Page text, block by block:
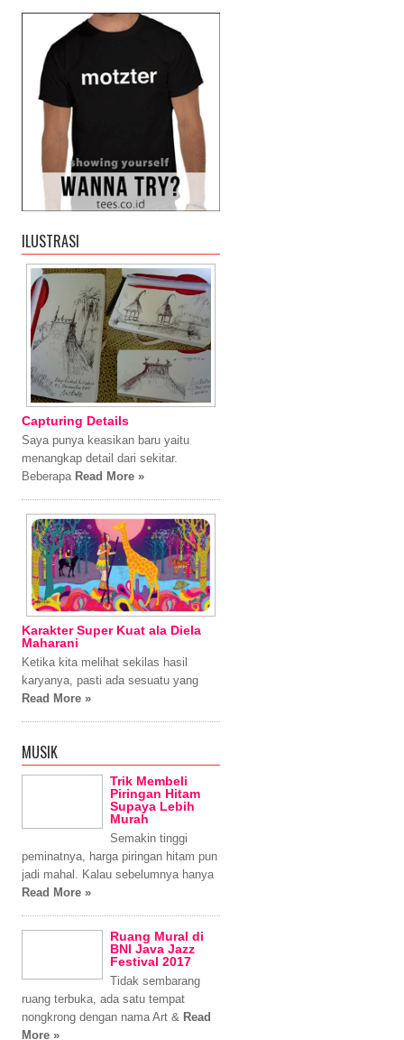
ILUSTRASI
Capturing Details
Saya punya keasikan baru yaitu
menangkap detail dari sekitar.
Beberapa Read More »
Karakter Super Kuat ala Diela
Maharani
Ketika kita melihat sekilas hasil
karyanya, pasti ada sesuatu yang
Read More »
MUSIK
Trik Membeli
Piringan Hitam
Supaya Lebih
Murah
Semakin tinggi
peminatnya, harga piringan hitam pun
jadi mahal. Kalau sebelumnya hanya
Read More »
Ruang Mural di
BNI Java Jazz
Festival 2017
Tidak sembarang
ruang terbuka, ada satu tempat
nongkrong dengan nama Art & Read
More »